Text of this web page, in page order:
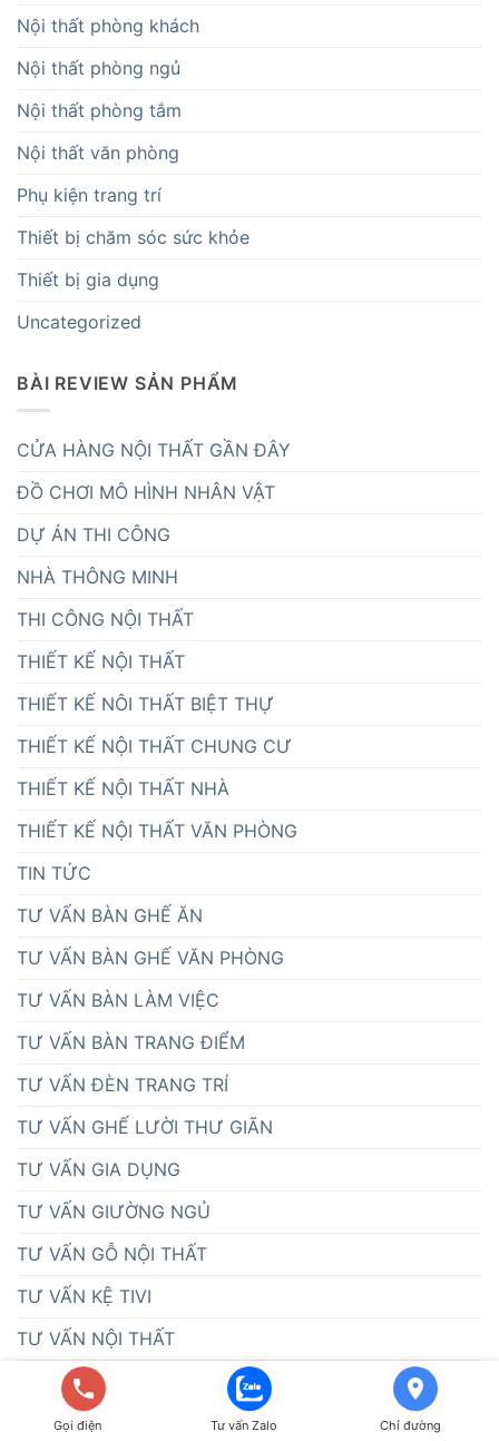
Nội thất phòng khách
Nội thất phòng ngủ
Nội thất phòng tắm
Nội thất văn phòng
Phụ kiện trang trí
Thiết bị chăm sóc sức khỏe
Thiết bị gia dụng
Uncategorized
BÀI REVIEW SẢN PHẨM
CỬA HÀNG NỘI THẤT GẦN ĐÂY
ĐỒ CHƠI MÔ HÌNH NHÂN VẬT
DỰ ÁN THI CÔNG
NHÀ THÔNG MINH
THI CÔNG NỘI THẤT
THIẾT KẾ NỘI THẤT
THIẾT KẾ NÔI THẤT BIỆT THỰ
THIẾT KẾ NỘI THẤT CHUNG CƯ
THIẾT KẾ NỘI THẤT NHÀ
THIẾT KẾ NỘI THẤT VĂN PHÒNG
TIN TỨC
TƯ VẤN BÀN GHẾ ĂN
TƯ VẤN BÀN GHẾ VĂN PHÒNG
TƯ VẤN BÀN LÀM VIỆC
TƯ VẤN BÀN TRANG ĐIỂM
TƯ VẤN ĐÈN TRANG TRÍ
TƯ VẤN GHẾ LƯỜI THƯ GIÃN
TƯ VẤN GIA DỤNG
TƯ VẤN GIƯỜNG NGỦ
TƯ VẤN GỖ NỘI THẤT
TƯ VẤN KỆ TIVI
TƯ VẤN NỘI THẤT
TƯ VẤN PHÒNG ĂN
TƯ VẤN PHÒNG KHÁCH
Gọi điện Tư vấn Zalo Chỉ đường